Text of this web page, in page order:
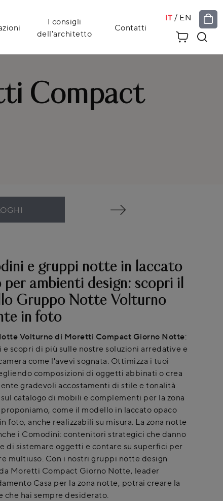
I consigli
dell'architetto
Contatti
IT / EN
Compact
e gruppi notte in laccato
per ambienti design: scopri il
Gruppo Notte Volturno
in foto
Volturno di Moretti Compact Giorno Notte:
scopri di più sulle nostre soluzioni arredative e
come l'avevi sognata. Ottimizza i tuoi
composizioni di oggetti abbinati o crea
gradevoli accostamenti di stile e tonalità
catalogo di mobili e complementi per la zona
come il modello in laccato opaco
foto, anche realizzabili su misura. La zona notte
i Comodini: contenitori strategici che danno
di sistemare oggetti e contare su superfici per
multiuso. Con i nostri gruppi notte design
Moretti Compact Giorno Notte, leader
Casa per la zona notte, potrai creare la
che hai sempre desiderato.